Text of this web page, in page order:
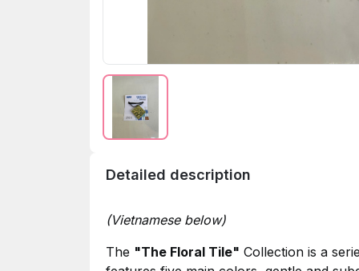
Detailed description
(Vietnamese below)
The "The Floral Tile" Collection is a